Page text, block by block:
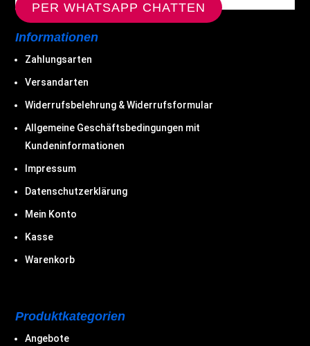
PER WHATSAPP CHATTEN
Informationen
Zahlungsarten
Versandarten
Widerrufsbelehrung & Widerrufsformular
Allgemeine Geschäftsbedingungen mit
Kundeninformationen
Impressum
Datenschutzerklärung
Mein Konto
Kasse
Warenkorb
Produktkategorien
Angebote